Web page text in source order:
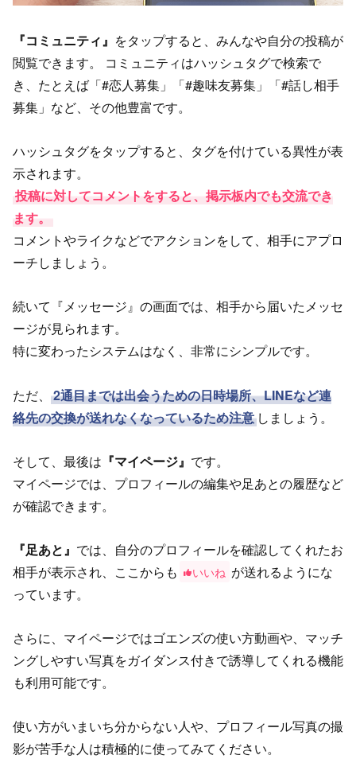
『コミュニティ』 をタップすると、みんなや自分の投稿が
閲覧できます。 コミュニティはハッシュタグで検索で
き、たとえば「#恋人募集」「#趣味友募集」「#話し相手
募集」など、その他豊富です。
ハッシュタグをタップすると、タグを付けている異性が表
示されます。
投稿に対してコメントをすると、掲示板内でも交流でき
ます。
コメントやライクなどでアクションをして、相手にアプロ
ーチしましょう。
続いて『メッセージ』の画面では、相手から届いたメッセ
ージが見られます。
特に変わったシステムはなく、非常にシンプルです。
ただ、
2通目までは出会うための日時場所、LINEなど連
絡先の交換が送れなくなっているため注意 しましょう。
そして、最後は 『マイページ』 です。
マイページでは、プロフィールの編集や足あとの履歴など
が確認できます。
『足あと』 では、自分のプロフィールを確認してくれたお
相手が表示され、ここからも
いいね が送れるようにな
っています。
さらに、マイページではゴエンズの使い方動画や、マッチ
ングしやすい写真をガイダンス付きで誘導してくれる機能
も利用可能です。
使い方がいまいち分からない人や、プロフィール写真の撮
影が苦手な人は積極的に使ってみてください。